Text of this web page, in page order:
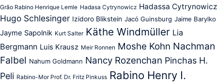
Grão Rabino Henrique Lemle Hadasa Cytrynowicz Hadassa Cytrynowicz
Hugo Schlesinger Izidoro Blikstein Jacó Guinsburg Jaime Barylko
Jayme Sapolnik Kurt Salter Käthe Windmüller Lia
Bergmann Luis Krausz Meir Ronnen Moshe Kohn Nachman
Falbel Nahum Goldmann Nancy Rozenchan Pinchas H.
Peli Rabino-Mor Prof. Dr. Fritz Pinkuss Rabino Henry I.